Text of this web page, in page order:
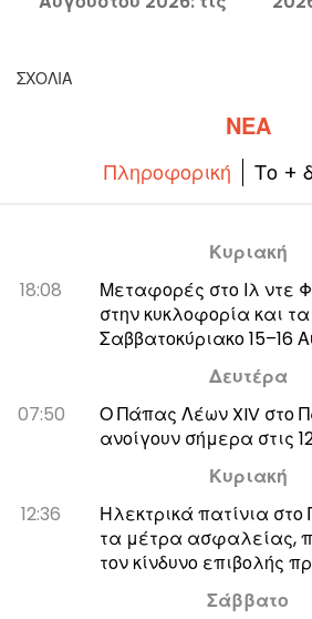
ΣΧΌΛΙΑ
ΝΈΑ
Πληροφορική Το +
Κυριακή
18:08
Μεταφορές στο Ιλ ντε
στην κυκλοφορία και
Σαββατοκύριακο 15–16
Δευτέρα
07:50
Ο Πάπας Λέων XIV στο
ανοίγουν σήμερα στις
Κυριακή
12:36
Ηλεκτρικά πατίνια στο
τα μέτρα ασφαλείας,
τον κίνδυνο επιβολής
Σάββατο